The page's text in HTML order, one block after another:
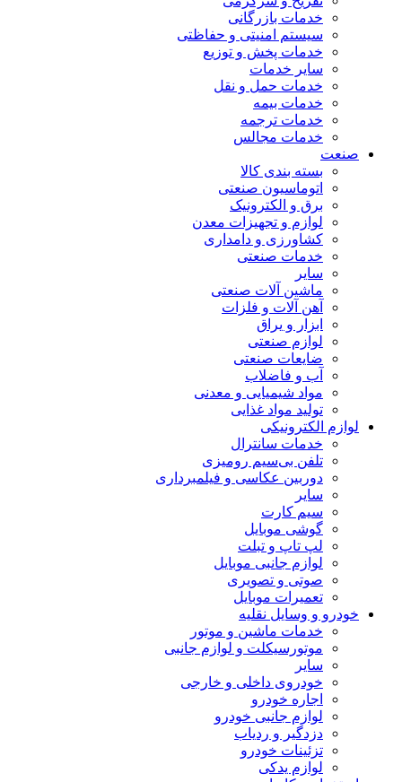
خدمات بازرگانی
سیستم امنیتی و حفاظتی
خدمات پخش و توزیع
سایر خدمات
خدمات حمل و نقل
خدمات بیمه
خدمات ترجمه
خدمات مجالس
صنعت
بسته بندی کالا
اتوماسیون صنعتی
برق و الکترونیک
لوازم و تجهیزات معدن
کشاورزی و دامداری
خدمات صنعتی
سایر
ماشین آلات صنعتی
آهن آلات و فلزات
ابزار و یراق
لوازم صنعتی
ضایعات صنعتی
آب و فاضلاب
مواد شیمیایی و معدنی
تولید مواد غذایی
لوازم الکترونیکی
خدمات سانترال
تلفن بی‌سیم رومیزی
دوربین عکاسی و فیلمبرداری
سایر
سیم کارت
گوشی موبایل
لپ تاپ و تبلت
لوازم جانبی موبایل
صوتی و تصویری
تعمیرات موبایل
خودرو و وسایل نقلیه
خدمات ماشین و موتور
موتورسیکلت و لوازم جانبی
سایر
خودروی داخلی و خارجی
اجاره خودرو
لوازم جانبی خودرو
دزدگیر و ردیاب
تزئینات خودرو
لوازم یدکی